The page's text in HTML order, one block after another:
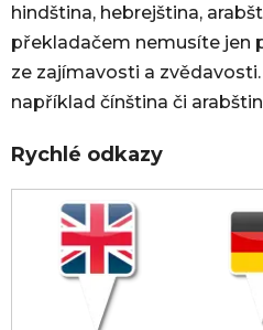
hindština, hebrejština,
překladačem nemusíte jen
ze zajímavosti a
například čínština či
Rychlé odkazy